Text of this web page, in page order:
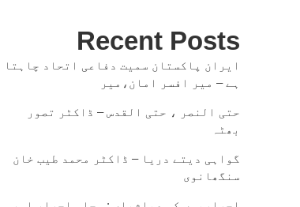
Recent Posts
ایران پاکستان سمیت دفاعی اتحاد چاہتا
ہے – میر افسر امان،میر
حتی النصر ، حتی القدس – ڈاکٹر تصور
بھٹہ
گواہی دیتے دریا – ڈاکٹر محمد طیب خان
سنگھانوی